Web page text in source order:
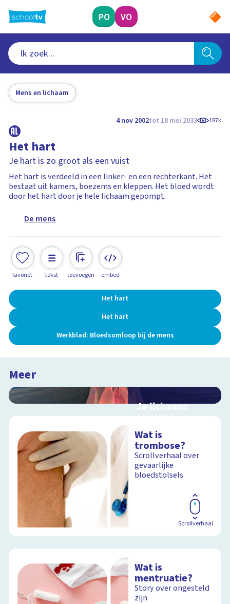
naar
hoofdinhoud
PO VO
Mens en lichaam
4 nov 2002tot 18 mei 2033 187k
Het hart
Je hart is zo groot als een vuist
Het hart is verdeeld in een linker- en een rechterkant. Het
bestaat uit kamers, boezems en kleppen. Het bloed wordt
door het hart door je hele lichaam gepompt.
De mens
favoriet tekst toevoegen embed
Het hart
Het hart
Werkblad: Bloedsomloop bij de mens
Meer
Je lichaam:
organen
schoolplaat langs je
organen
Wat is
trombose?
Scrollverhaal over
gevaarlijke
bloedstolsels
Scrollverhaal
Wat is
mentruatie?
Story over ongesteld
zijn